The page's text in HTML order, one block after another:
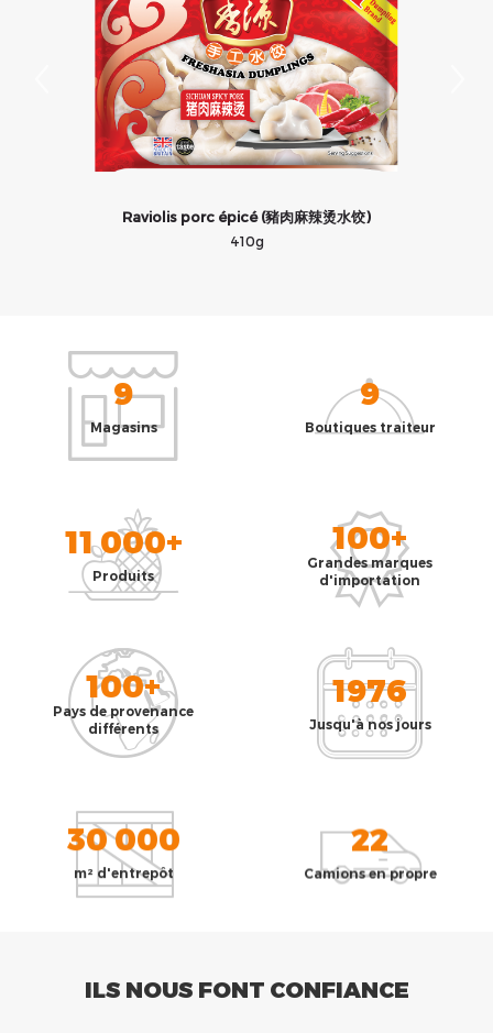
Raviolis porc épicé (豬肉麻辣烫水饺)
410g
9
Magasins
9
Boutiques traiteur
11 000+
Produits
100+
Grandes marques
d'importation
100+
Pays de provenance
différents
1976
Jusqu'à nos jours
30 000
m² d'entrepôt
22
Camions en propre
ILS NOUS FONT CONFIANCE